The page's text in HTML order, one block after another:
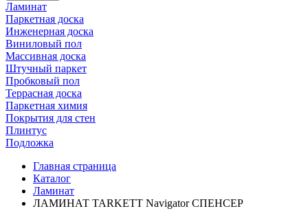
Ламинат
Паркетная доска
Инженерная доска
Виниловый пол
Массивная доска
Штучный паркет
Пробковый пол
Террасная доска
Паркетная химия
Покрытия для стен
Плинтус
Подложка
Главная страница
Каталог
Ламинат
ЛАМИНАТ TARKETT Navigator СПЕНСЕР